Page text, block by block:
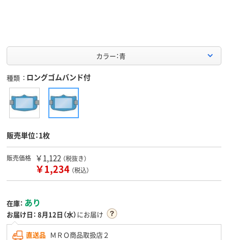
カラー：青
種類 ロングゴムバンド付
販売単位：1枚
販売価格 ￥1,122 （税抜き）
￥1,234 （税込）
在庫： あり
お届け日： 8月12日（水）にお届け
直送品 ＭＲＯ商品取扱店２